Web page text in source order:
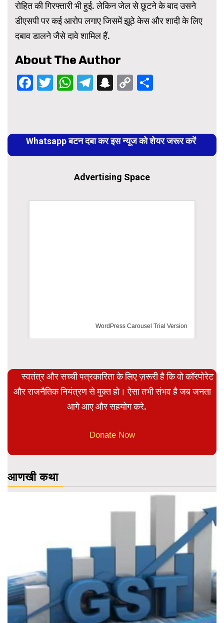
रोहित की गिरफ्तारी भी हुई. लेकिन जेल से छूटने के बाद उसने
डीएसपी पर कई आरोप लगाए जिसमें झूठे केस और शादी के लिए
दबाव डालने जैसे दावे शामिल हैं.
About The Author
Facebook
Twitter
WhatsApp
Telegram
Snapchat
Copy
Reading
Whatsapp बटन दबा कर इस न्यूज को शेयर जरूर करें
Advertising Space
WordPress Carousel Trial Version
स्वतंत्र और सच्ची पत्रकारिता के लिए ज़रूरी है कि वो कॉरपोरेट
और राजनैतिक नियंत्रण से मुक्त हो। ऐसा तभी संभव है जब जनता
आगे आए और सहयोग करे.
Donate Now
आणखी कथा